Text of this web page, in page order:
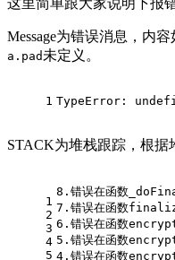
这里简单跟大家说明下报
Message为错误消息，内
a.pad未定义。
1 TypeError:
STACK为堆栈跟踪，根据
1
2
3
4
5
8.错误在函数
7.错误在函数
6.错误在函数
5.错误在函数
4.错误在函数